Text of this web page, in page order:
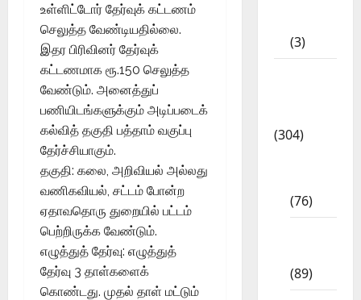
உள்ளிட்டோர் தேர்வுக் கட்டணம்
செலுத்த வேண்டியதில்லை.
இதர பிரிவினர் தேர்வுக்
கட்டணமாக ரூ.150 செலுத்த
வேண்டும். அனைத்துப்
பணியிடங்களுக்கும் அடிப்படைக்
கல்வித் தகுதி பத்தாம் வகுப்பு
தேர்ச்சியாகும்.
தகுதி: கலை, அறிவியல் அல்லது
வணிகவியல், சட்டம் போன்ற
ஏதாவதொரு துறையில் பட்டம்
பெற்றிருக்க வேண்டும்.
எழுத்துத் தேர்வு: எழுத்துத்
தேர்வு 3 தாள்களைக்
கொண்டது. முதல் தாள் மட்டும்
(3)
(304)
(76)
(89)